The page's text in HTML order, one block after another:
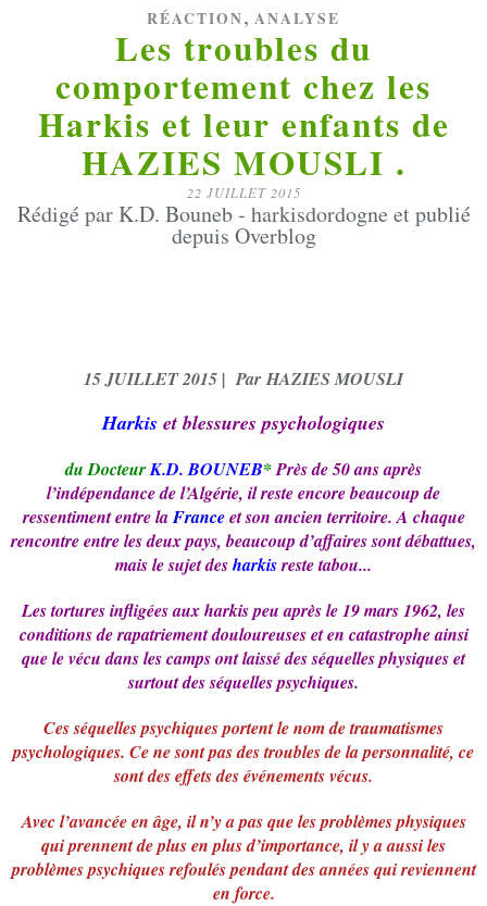
RÉACTION, ANALYSE
Les troubles du
comportement chez les
Harkis et leur enfants de
HAZIES MOUSLI .
22 JUILLET 2015
Rédigé par K.D. Bouneb - harkisdordogne et publié
depuis Overblog
15 JUILLET 2015 | Par HAZIES MOUSLI
Harkis et blessures psychologiques
du DocteurK.D. BOUNEB*Près de 50 ans après
l’indépendance de l’Algérie, il reste encore beaucoup de
ressentiment entre laFranceet son ancien territoire. A chaque
rencontre entre les deux pays, beaucoup d’affaires sont débattues,
mais le sujet desharkisreste tabou...
Les tortures infligées aux harkis peu après le 19 mars 1962, les
conditions de rapatriement douloureuses et en catastrophe ainsi
que le vécu dans les camps ont laissé des séquelles physiques et
surtout des séquelles psychiques.
Ces séquelles psychiques portent le nom de traumatismes
psychologiques. Ce ne sont pas des troubles de la personnalité, ce
sont des effets des événements vécus.
Avec l’avancée en âge, il n’y a pas que les problèmes physiques
qui prennent de plus en plus d’importance, il y a aussi les
problèmes psychiques refoulés pendant des années qui reviennent
en force.